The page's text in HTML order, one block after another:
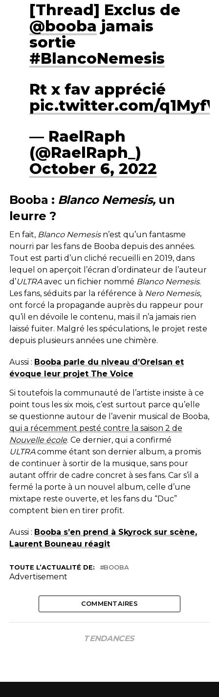
[Thread] Exclus de
@booba jamais
sortie
#BlancoNemesis
Rt x fav apprécié
pic.twitter.com/
— RaelRaph
(@RaelRaph_)
October 6, 2022
Booba : Blanco Nemesis, un
leurre ?
En fait, Blanco Nemesisn’est qu’un fantasme
nourri par les fans de Booba depuis des années.
Tout est parti d’un cliché recueilli en 2019, dans
lequel on aperçoit l’écran d’ordinateur de l’auteur
d’ULTRAavec un fichier nommé Blanco Nemesis.
Les fans, séduits par la référence à Nero Nemesis,
ont forcé la propagande auprès du rappeur pour
qu’il en dévoile le contenu, mais il n’a jamais rien
laissé fuiter. Malgré les spéculations, le projet reste
depuis plusieurs années une chimère.
Aussi : Booba parle du niveau d’Orelsan et
évoque leur projet The Voice
Si toutefois la communauté de l’artiste insiste à ce
point tous les six mois, c’est surtout parce qu’elle
se questionne autour de l’avenir musical de Booba,
qui a récemment pesté contre la saison 2 de
Nouvelle école. Ce dernier, qui a confirmé
ULTRAcomme étant son dernier album, a promis
de continuer à sortir de la musique, sans pour
autant offrir de cadre concret à ses fans. Car s’il a
fermé la porte à un nouvel album, celle d’une
mixtape reste ouverte, et les fans du “Duc”
comptent bien en tirer profit.
Aussi : Booba s’en prend à Skyrock sur scène,
Laurent Bouneau réagit
TOUTE L’ACTUALITÉ DE: BOOBA
Advertisement
COMMENTAIRES
TENDANCES